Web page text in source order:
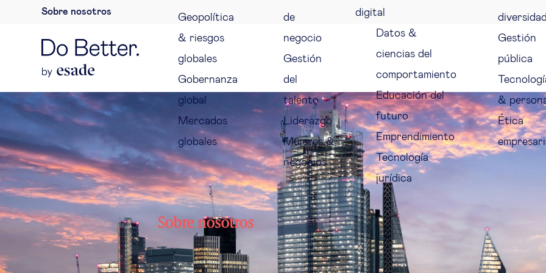
Sobre nosotros
Geopolítica
& riesgos
globales
Gobernanza
global
Mercados
globales
de
negocio
Gestión
del
talento
Liderazgo
Mujeres &
negocios
digital
Datos &
ciencias del
comportamiento
Educación del
futuro
Emprendimiento
Tecnología
jurídica
diversidad
Gestión
pública
&
Ética
Sobre nosotros